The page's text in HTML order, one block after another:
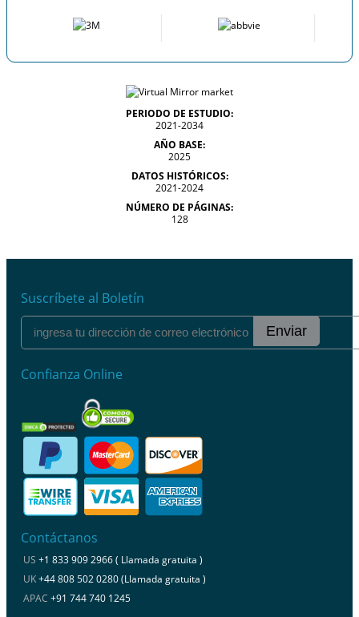
PERIODO DE ESTUDIO:
2021-2034
AÑO BASE:
2025
DATOS HISTÓRICOS:
2021-2024
NÚMERO DE PÁGINAS:
128
Suscríbete al Boletín
Enviar
Confianza Online
Contáctanos
US +1 833 909 2966 ( Llamada gratuita )
UK+44 808 502 0280 (Llamada gratuita )
APAC +91 744 740 1245